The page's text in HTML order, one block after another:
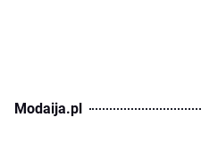
Modaija.pl